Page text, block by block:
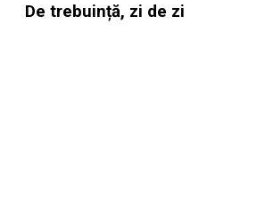
De trebuință, zi de zi